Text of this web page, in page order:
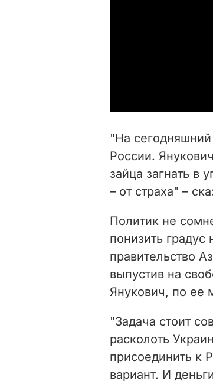
"На
России.
зайца загнать в
– от страха" –
Политик не
понизить градус
правительство
выпустив на
Янукович, по ее
"Задача стоит
расколоть
присоединить к
вариант. И